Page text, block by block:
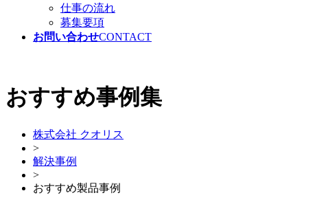
仕事の流れ
募集要項
お問い合わせCONTACT
おすすめ事例集
株式会社 クオリス
>
解決事例
>
おすすめ製品事例